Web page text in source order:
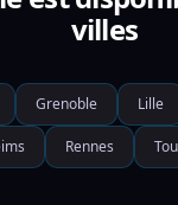
villes
Grenoble Lille
Rennes